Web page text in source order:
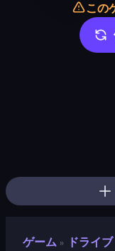
この
ゲーム » ドライブ